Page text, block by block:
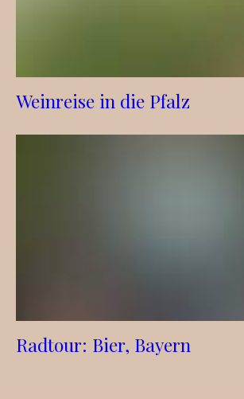
Weinreise in die Pfalz
Radtour: Bier, Bayern